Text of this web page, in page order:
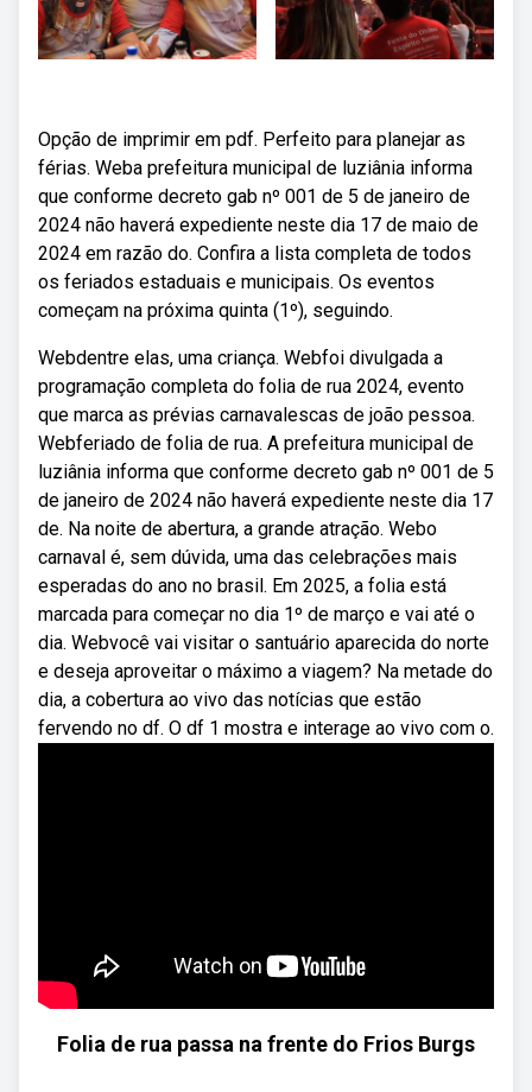
Opção de imprimir em pdf. Perfeito para planejar as
férias. Weba prefeitura municipal de luziânia informa
que conforme decreto gab nº 001 de 5 de janeiro de
2024 não haverá expediente neste dia 17 de maio de
2024 em razão do. Confira a lista completa de todos
os feriados estaduais e municipais. Os eventos
começam na próxima quinta (1º), seguindo.
Webdentre elas, uma criança. Webfoi divulgada a
programação completa do folia de rua 2024, evento
que marca as prévias carnavalescas de joão pessoa.
Webferiado de folia de rua. A prefeitura municipal de
luziânia informa que conforme decreto gab nº 001 de 5
de janeiro de 2024 não haverá expediente neste dia 17
de. Na noite de abertura, a grande atração. Webo
carnaval é, sem dúvida, uma das celebrações mais
esperadas do ano no brasil. Em 2025, a folia está
marcada para começar no dia 1º de março e vai até o
dia. Webvocê vai visitar o santuário aparecida do norte
e deseja aproveitar o máximo a viagem? Na metade do
dia, a cobertura ao vivo das notícias que estão
fervendo no df. O df 1 mostra e interage ao vivo com o.
Folia de rua passa na frente do Frios Burgs